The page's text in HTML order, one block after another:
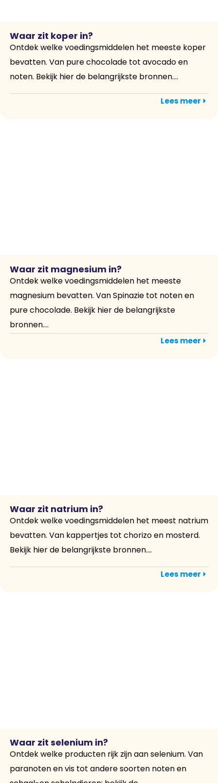
Waar zit koper in?
Ontdek welke voedingsmiddelen het meeste koper
bevatten. Van pure chocolade tot avocado en
noten. Bekijk hier de belangrijkste bronnen....
Lees meer
Waar zit magnesium in?
Ontdek welke voedingsmiddelen het meeste
magnesium bevatten. Van Spinazie tot noten en
pure chocolade. Bekijk hier de belangrijkste
bronnen....
Lees meer
Waar zit natrium in?
Ontdek welke voedingsmiddelen het meest natrium
bevatten. Van kappertjes tot chorizo en mosterd.
Bekijk hier de belangrijkste bronnen....
Lees meer
Waar zit selenium in?
Ontdek welke producten rijk zijn aan selenium. Van
paranoten en vis tot andere soorten noten en